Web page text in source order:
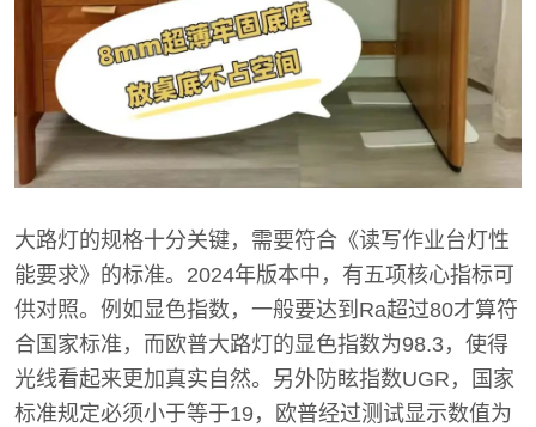
大路灯的规格十分关键，需要符合《读写作业台灯性
能要求》的标准。2024年版本中，有五项核心指标可
供对照。例如显色指数，一般要达到Ra超过80才算符
合国家标准，而欧普大路灯的显色指数为98.3，使得
光线看起来更加真实自然。另外防眩指数UGR，国家
标准规定必须小于等于19，欧普经过测试显示数值为